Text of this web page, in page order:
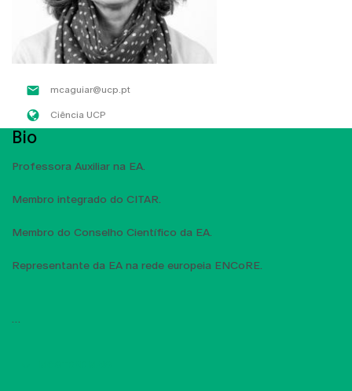
mcaguiar@ucp.pt
Ciência UCP
Bio
Professora Auxiliar na EA.
Membro integrado do CITAR.
Membro do Conselho Científico da EA.
Representante da EA na rede europeia ENCoRE.